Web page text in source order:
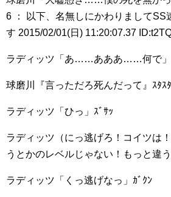
6 ： 以下、名無しにかわりましてSS
す 2015/02/01(日) 11:20:07.37
ラディッツ「あ……あああ……何で」
球磨川『言っただろ死んだって』ｽﾀｽﾀ
ラディッツ「ひっ」ｽﾞｻｯ
ラディッツ（にっ逃げろ！コイツは
うとかのレベルじゃない！もっと違う
ラディッツ「くっ逃げなっ」ｶﾞｸﾝ